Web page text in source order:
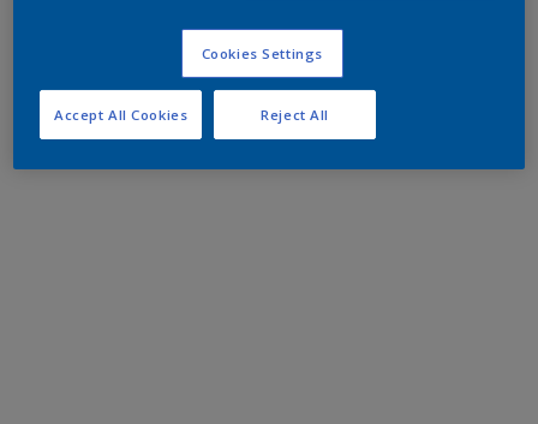
Cookies Settings
Reject All
Accept All Cookies